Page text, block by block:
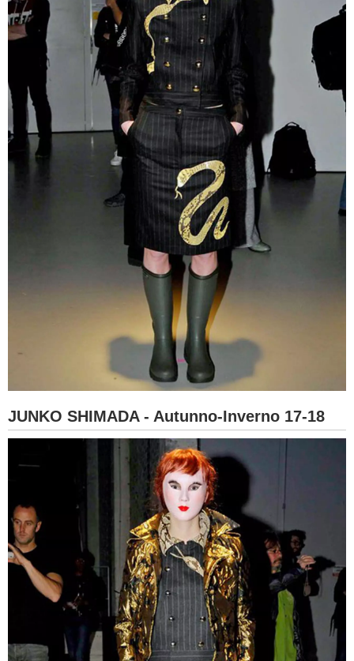
JUNKO SHIMADA - Autunno-Inverno 17-18